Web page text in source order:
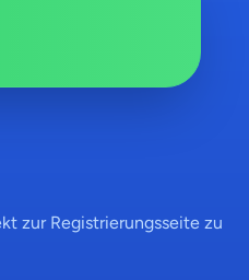
zur Registrierungsseite zu